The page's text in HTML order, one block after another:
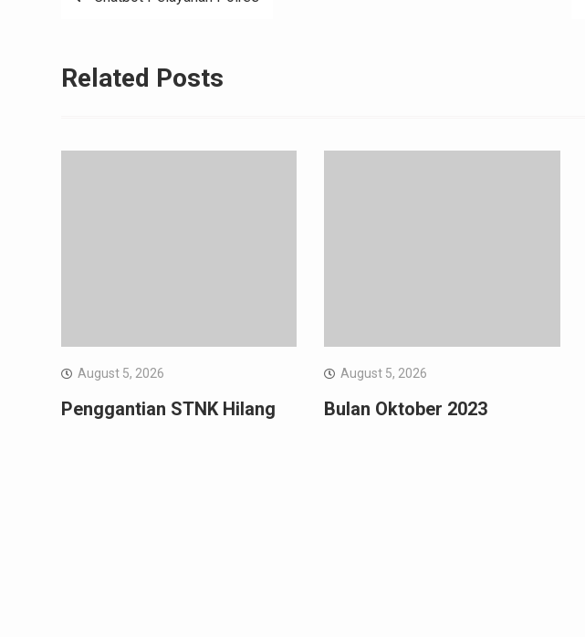
Related Posts
August 5, 2026
Penggantian STNK Hilang
August 5, 2026
Bulan Oktober 2023